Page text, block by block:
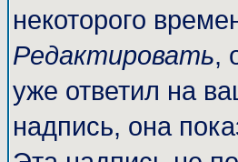
некоторого
Редактировать,
уже ответил на
надпись, она